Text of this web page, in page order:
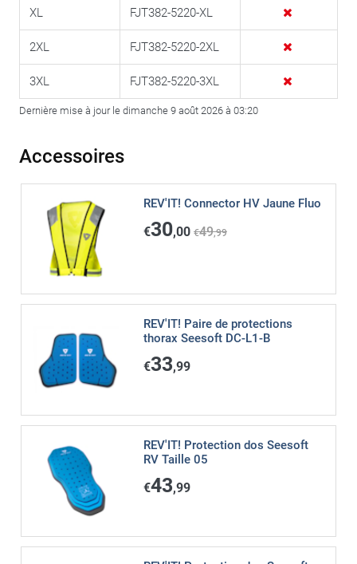
XL FJT382-5220-XL
2XL FJT382-5220-2XL
3XL FJT382-5220-3XL
Dernière mise à jour le dimanche 9 août 2026 à 03:20
Accessoires
REV'IT! Connector HV Jaune Fluo
€30,00 €49,99
REV'IT! Paire de protections
thorax Seesoft DC-L1-B
€33,99
REV'IT! Protection dos Seesoft
RV Taille 05
€43,99